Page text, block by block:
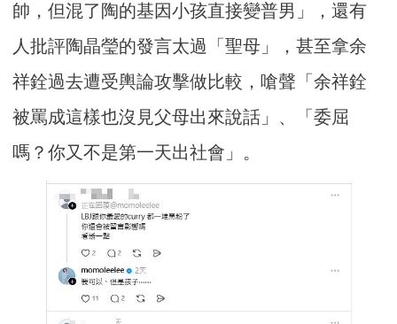
帥，但混了陶的基因小孩直接變普男」，還有
人批評陶晶瑩的發言太過「聖母」，甚至拿余
祥銓過去遭受輿論攻擊做比較，嗆聲「余祥銓
被罵成這樣也沒見父母出來說話」、「委屈
嗎？你又不是第一天出社會」。